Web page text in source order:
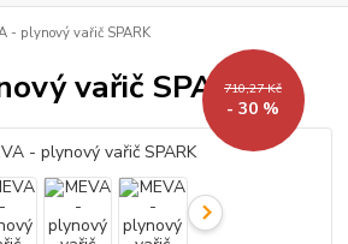
- plynový vařič SPARK
vařič SPARK
710,27 Kč
- 30 %